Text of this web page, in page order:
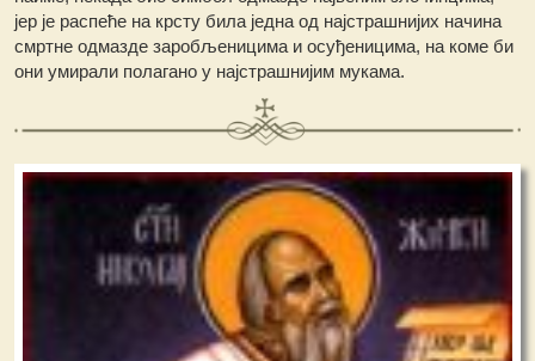
јер је распеће на крсту била једна од најстрашнијих начина
смртне одмазде заробљеницима и осуђеницима, на коме би
они умирали полагано у најстрашнијим мукама.